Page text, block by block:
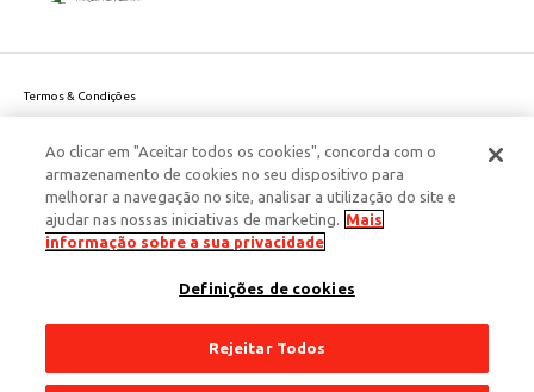
Termos & Condições
Politica de Cookies
Política de Privacidade Dados Pessoais
Responsabilidade Social Corporativa
Este site é protegido pelo reCAPTCHA e aplicam-se a
da Google.
Ao clicar em "Aceitar todos os cookies", concorda com o
armazenamento de cookies no seu dispositivo para
melhorar a navegação no site, analisar a utilização do site e
ajudar nas nossas iniciativas de marketing. Mais
informação sobre a sua privacidade
Definições de cookies
Rejeitar Todos